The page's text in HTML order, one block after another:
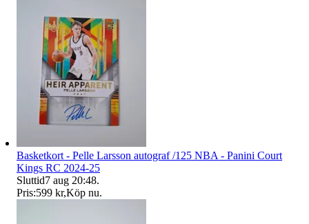
Basketkort - Pelle Larsson autograf /125 NBA - Panini Court
Kings RC 2024-25
Sluttid7 aug 20:48.
Pris:599 kr,Köp nu.